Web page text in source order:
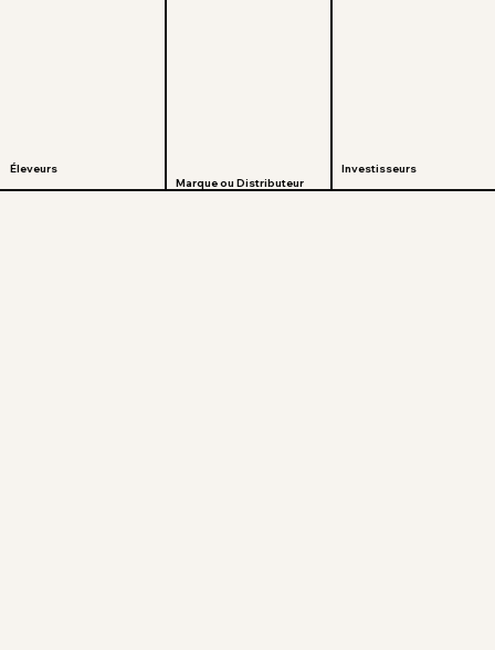
Éleveurs
Marque ou Distributeur
Investisseurs